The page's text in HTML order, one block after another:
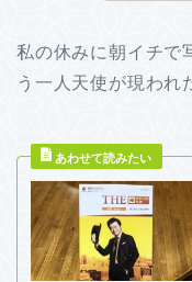
私の休みに朝イチで
う一人天使が現われ